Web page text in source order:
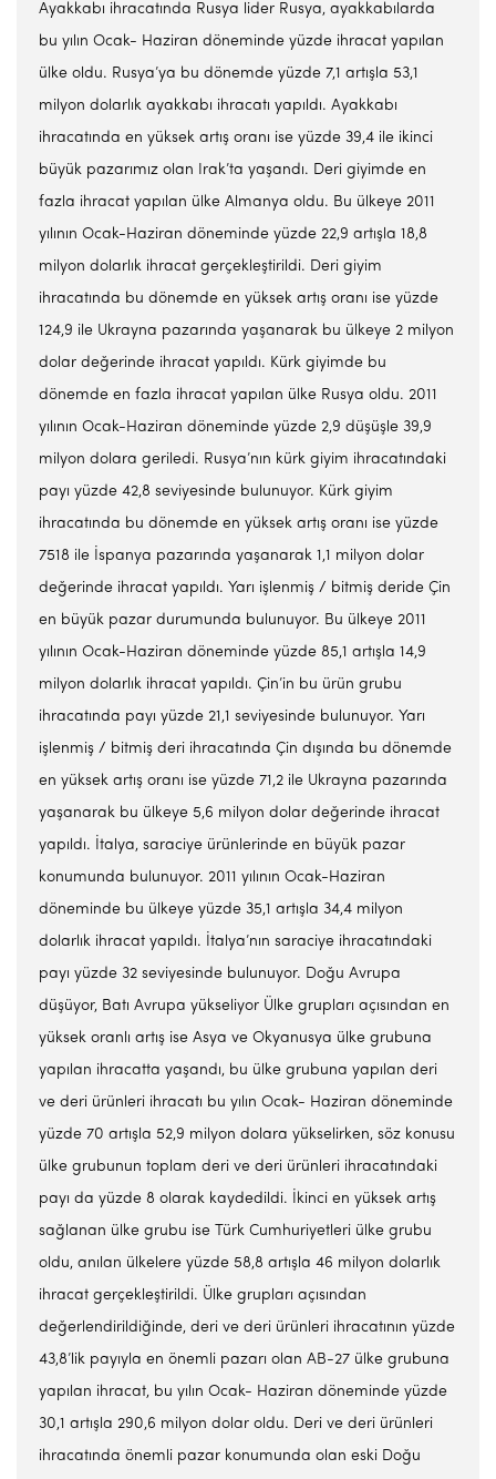
Ayakkabı ihracatında Rusya lider Rusya, ayakkabılarda
bu yılın Ocak- Haziran döneminde yüzde ihracat yapılan
ülke oldu. Rusya’ya bu dönemde yüzde 7,1 artışla 53,1
milyon dolarlık ayakkabı ihracatı yapıldı. Ayakkabı
ihracatında en yüksek artış oranı ise yüzde 39,4 ile ikinci
büyük pazarımız olan Irak’ta yaşandı. Deri giyimde en
fazla ihracat yapılan ülke Almanya oldu. Bu ülkeye 2011
yılının Ocak-Haziran döneminde yüzde 22,9 artışla 18,8
milyon dolarlık ihracat gerçekleştirildi. Deri giyim
ihracatında bu dönemde en yüksek artış oranı ise yüzde
124,9 ile Ukrayna pazarında yaşanarak bu ülkeye 2 milyon
dolar değerinde ihracat yapıldı. Kürk giyimde bu
dönemde en fazla ihracat yapılan ülke Rusya oldu. 2011
yılının Ocak-Haziran döneminde yüzde 2,9 düşüşle 39,9
milyon dolara geriledi. Rusya’nın kürk giyim ihracatındaki
payı yüzde 42,8 seviyesinde bulunuyor. Kürk giyim
ihracatında bu dönemde en yüksek artış oranı ise yüzde
7518 ile İspanya pazarında yaşanarak 1,1 milyon dolar
değerinde ihracat yapıldı. Yarı işlenmiş / bitmiş deride Çin
en büyük pazar durumunda bulunuyor. Bu ülkeye 2011
yılının Ocak-Haziran döneminde yüzde 85,1 artışla 14,9
milyon dolarlık ihracat yapıldı. Çin’in bu ürün grubu
ihracatında payı yüzde 21,1 seviyesinde bulunuyor. Yarı
işlenmiş / bitmiş deri ihracatında Çin dışında bu dönemde
en yüksek artış oranı ise yüzde 71,2 ile Ukrayna pazarında
yaşanarak bu ülkeye 5,6 milyon dolar değerinde ihracat
yapıldı. İtalya, saraciye ürünlerinde en büyük pazar
konumunda bulunuyor. 2011 yılının Ocak-Haziran
döneminde bu ülkeye yüzde 35,1 artışla 34,4 milyon
dolarlık ihracat yapıldı. İtalya’nın saraciye ihracatındaki
payı yüzde 32 seviyesinde bulunuyor. Doğu Avrupa
düşüyor, Batı Avrupa yükseliyor Ülke grupları açısından en
yüksek oranlı artış ise Asya ve Okyanusya ülke grubuna
yapılan ihracatta yaşandı, bu ülke grubuna yapılan deri
ve deri ürünleri ihracatı bu yılın Ocak- Haziran döneminde
yüzde 70 artışla 52,9 milyon dolara yükselirken, söz konusu
ülke grubunun toplam deri ve deri ürünleri ihracatındaki
payı da yüzde 8 olarak kaydedildi. İkinci en yüksek artış
sağlanan ülke grubu ise Türk Cumhuriyetleri ülke grubu
oldu, anılan ülkelere yüzde 58,8 artışla 46 milyon dolarlık
ihracat gerçekleştirildi. Ülke grupları açısından
değerlendirildiğinde, deri ve deri ürünleri ihracatının yüzde
43,8’lik payıyla en önemli pazarı olan AB-27 ülke grubuna
yapılan ihracat, bu yılın Ocak- Haziran döneminde yüzde
30,1 artışla 290,6 milyon dolar oldu. Deri ve deri ürünleri
ihracatında önemli pazar konumunda olan eski Doğu